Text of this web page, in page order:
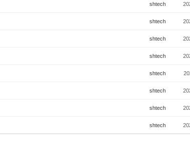
shtech
shtech
shtech
shtech
shtech
shtech
shtech
shtech